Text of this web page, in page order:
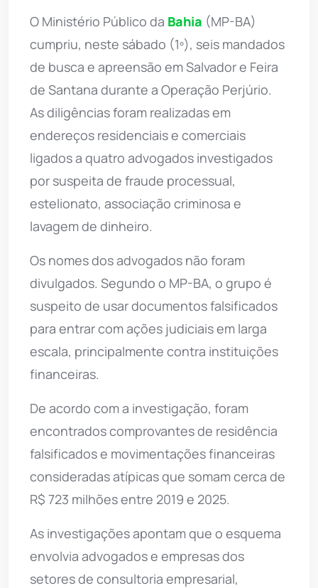
O Ministério Público da Bahia (MP-BA)
cumpriu, neste sábado (1º), seis mandados
de busca e apreensão em Salvador e Feira
de Santana durante a Operação Perjúrio.
As diligências foram realizadas em
endereços residenciais e comerciais
ligados a quatro advogados investigados
por suspeita de fraude processual,
estelionato, associação criminosa e
lavagem de dinheiro.
Os nomes dos advogados não foram
divulgados. Segundo o MP-BA, o grupo é
suspeito de usar documentos falsificados
para entrar com ações judiciais em larga
escala, principalmente contra instituições
financeiras.
De acordo com a investigação, foram
encontrados comprovantes de residência
falsificados e movimentações financeiras
consideradas atípicas que somam cerca de
R$ 723 milhões entre 2019 e 2025.
As investigações apontam que o esquema
envolvia advogados e empresas dos
setores de consultoria empresarial,